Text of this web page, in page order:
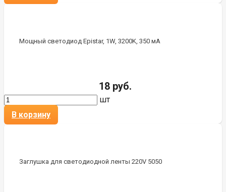
Мощный светодиод Epistar, 1W, 3200K, 350 мА
18 руб.
шт
В корзину
Заглушка для светодиодной ленты 220V 5050